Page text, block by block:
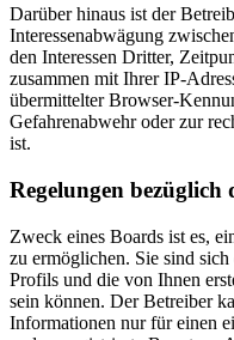
Darüber hinaus ist der
Interessenabwägung
den Interessen Dritter,
zusammen mit Ihrer IP-
übermittelter Browser-
Gefahrenabwehr oder zur
ist.
Regelungen
Zweck eines Boards ist es,
zu ermöglichen. Sie sind
Profils und die von Ihnen
sein können. Der Betreiber
Informationen nur für einen